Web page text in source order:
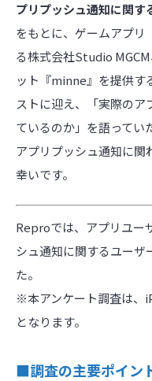
プリプッシュ通知に関す
をもとに、ゲームアプリ
る株式会社Studio
ット『minne』を提供す
ストに迎え、「実際のア
ているのか」を語ってい
アプリプッシュ通知に関
幸いです。
Reproでは、アプリユー
シュ通知に関するユーザ
た。
※本アンケート調査は、
となります。
■調査の主要ポイン